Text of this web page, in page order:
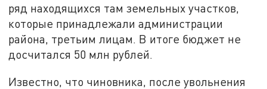
ряд находящихся там земельных участков,
которые принадлежали администрации
района, третьим лицам. В итоге бюджет не
досчитался 50 млн рублей.
Известно, что чиновника, после увольнения